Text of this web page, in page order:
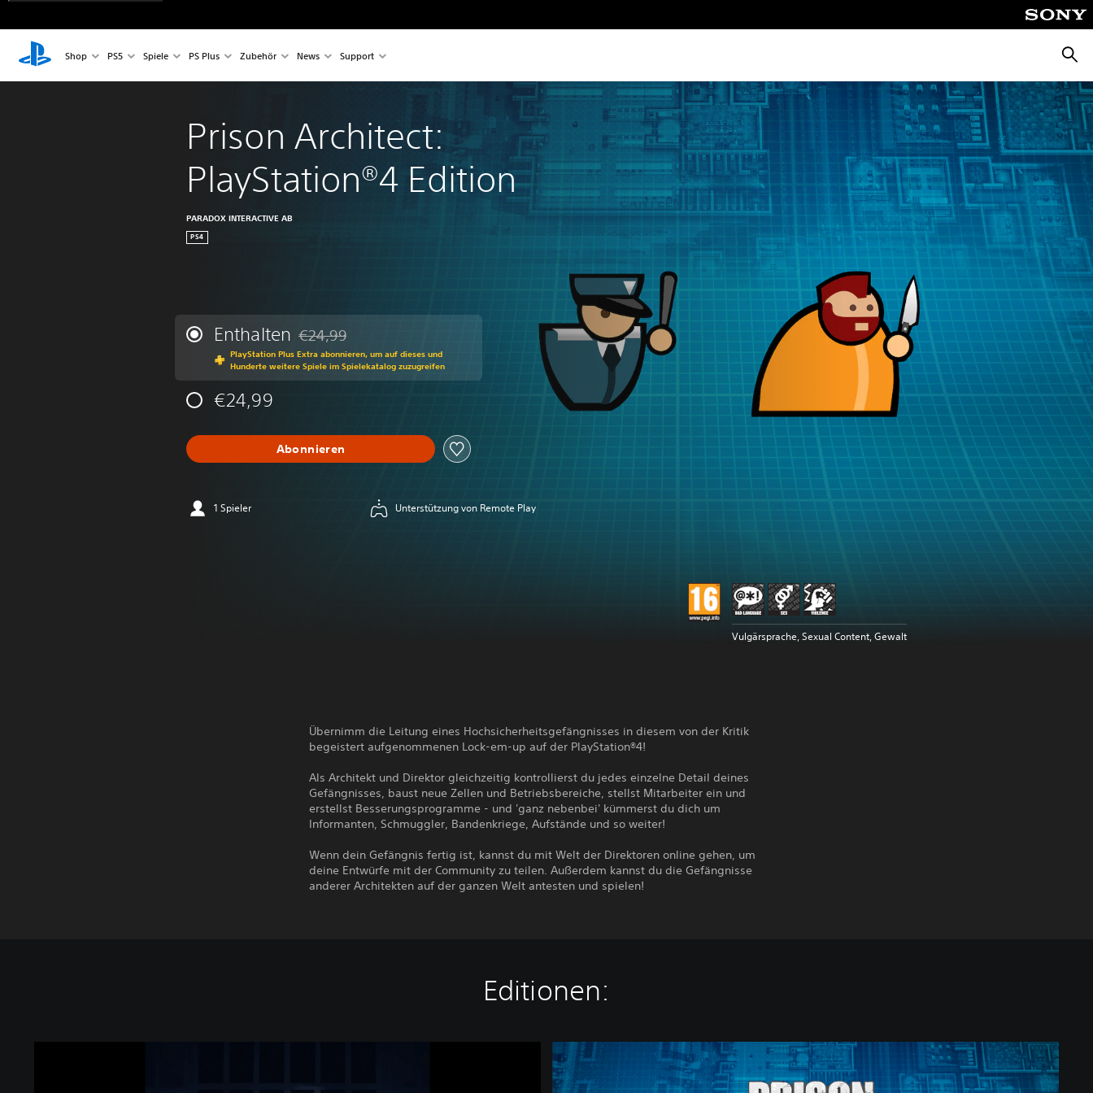
Shop PS5 Spiele PS Plus Zubehör News Support
Prison Architect:
PlayStation®4 Edition
PARADOX INTERACTIVE AB
PS4
Enthalten Preisnachlass gegenüber dem Originalpreis von €24,99
€24,99
PlayStation Plus Extra abonnieren, um auf dieses und
Hunderte weitere Spiele im Spielekatalog zuzugreifen
€24,99
Abonnieren
1 Spieler Unterstützung von Remote Play
Vulgärsprache, Sexual Content, Gewalt
Übernimm die Leitung eines Hochsicherheitsgefängnisses in diesem von der Kritik
begeistert aufgenommenen Lock-em-up auf der PlayStation®4!
Als Architekt und Direktor gleichzeitig kontrollierst du jedes einzelne Detail deines
Gefängnisses, baust neue Zellen und Betriebsbereiche, stellst Mitarbeiter ein und
erstellst Besserungsprogramme - und 'ganz nebenbei' kümmerst du dich um
Informanten, Schmuggler, Bandenkriege, Aufstände und so weiter!
Wenn dein Gefängnis fertig ist, kannst du mit Welt der Direktoren online gehen, um
deine Entwürfe mit der Community zu teilen. Außerdem kannst du die Gefängnisse
anderer Architekten auf der ganzen Welt antesten und spielen!
Editionen:
P
r
i